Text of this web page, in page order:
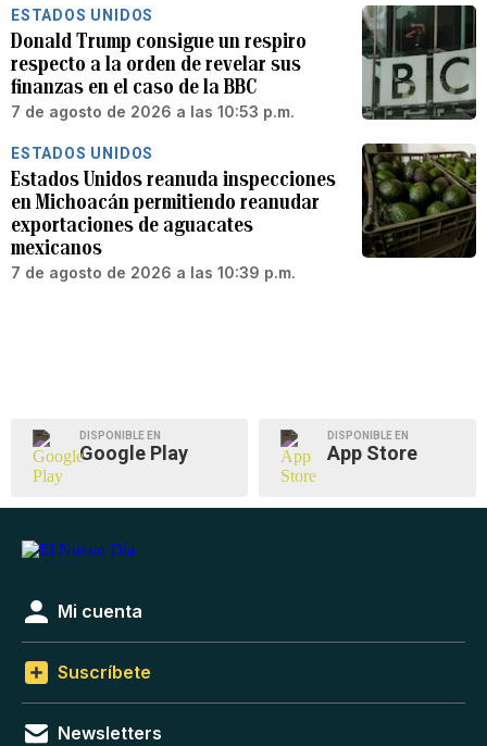
ESTADOS UNIDOS
Donald Trump consigue un respiro
respecto a la orden de revelar sus
finanzas en el caso de la BBC
7 de agosto de 2026 a las 10:53 p.m.
ESTADOS UNIDOS
Estados Unidos reanuda inspecciones
en Michoacán permitiendo reanudar
exportaciones de aguacates
mexicanos
7 de agosto de 2026 a las 10:39 p.m.
DISPONIBLE EN
Google Play
DISPONIBLE EN
App Store
Mi cuenta
Suscríbete
Newsletters